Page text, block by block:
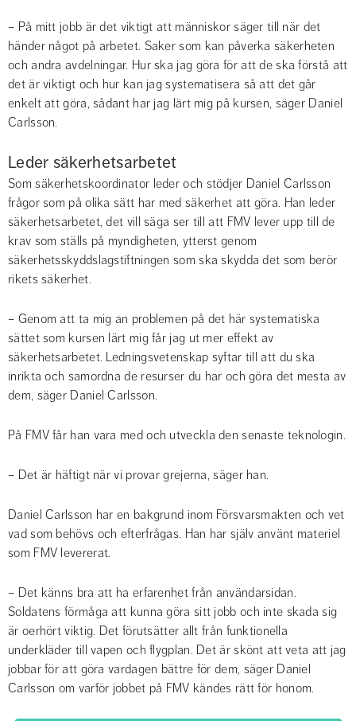
– På mitt jobb är det viktigt att människor säger till när det
händer något på arbetet. Saker som kan påverka säkerheten
och andra avdelningar. Hur ska jag göra för att de ska förstå att
det är viktigt och hur kan jag systematisera så att det går
enkelt att göra, sådant har jag lärt mig på kursen, säger Daniel
Carlsson.
Leder säkerhetsarbetet
Som säkerhetskoordinator leder och stödjer Daniel Carlsson
frågor som på olika sätt har med säkerhet att göra. Han leder
säkerhetsarbetet, det vill säga ser till att FMV lever upp till de
krav som ställs på myndigheten, ytterst genom
säkerhetsskyddslagstiftningen som ska skydda det som berör
rikets säkerhet.
– Genom att ta mig an problemen på det här systematiska
sättet som kursen lärt mig får jag ut mer effekt av
säkerhetsarbetet. Ledningsvetenskap syftar till att du ska
inrikta och samordna de resurser du har och göra det mesta av
dem, säger Daniel Carlsson.
På FMV får han vara med och utveckla den senaste teknologin.
– Det är häftigt när vi provar grejerna, säger han.
Daniel Carlsson har en bakgrund inom Försvarsmakten och vet
vad som behövs och efterfrågas. Han har själv använt materiel
som FMV levererat.
– Det känns bra att ha erfarenhet från användarsidan.
Soldatens förmåga att kunna göra sitt jobb och inte skada sig
är oerhört viktig. Det förutsätter allt från funktionella
underkläder till vapen och flygplan. Det är skönt att veta att jag
jobbar för att göra vardagen bättre för dem, säger Daniel
Carlsson om varför jobbet på FMV kändes rätt för honom.